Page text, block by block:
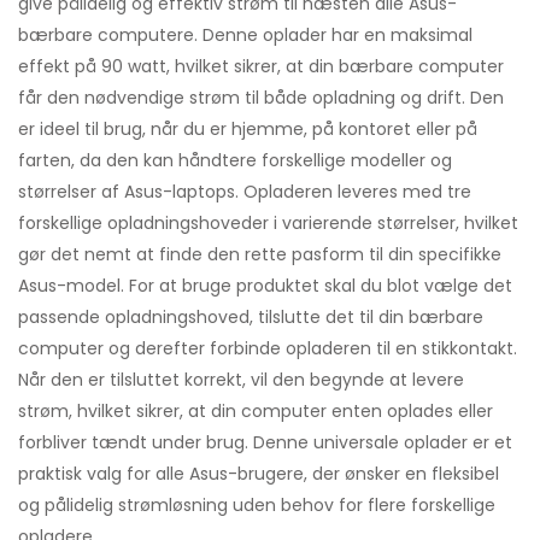
bærbare computere. Denne oplader har en maksimal
effekt på 90 watt, hvilket sikrer, at din bærbare computer
får den nødvendige strøm til både opladning og drift. Den
er ideel til brug, når du er hjemme, på kontoret eller på
farten, da den kan håndtere forskellige modeller og
størrelser af Asus-laptops. Opladeren leveres med tre
forskellige opladningshoveder i varierende størrelser, hvilket
gør det nemt at finde den rette pasform til din specifikke
Asus-model. For at bruge produktet skal du blot vælge det
passende opladningshoved, tilslutte det til din bærbare
computer og derefter forbinde opladeren til en stikkontakt.
Når den er tilsluttet korrekt, vil den begynde at levere
strøm, hvilket sikrer, at din computer enten oplades eller
forbliver tændt under brug. Denne universale oplader er et
praktisk valg for alle Asus-brugere, der ønsker en fleksibel
og pålidelig strømløsning uden behov for flere forskellige